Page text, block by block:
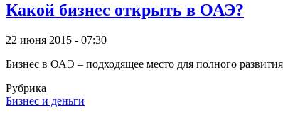
Какой бизнес открыть в ОАЭ?
22 июня 2015 - 07:30
Бизнес в ОАЭ – подходящее место для полного
Рубрика
Бизнес и деньги